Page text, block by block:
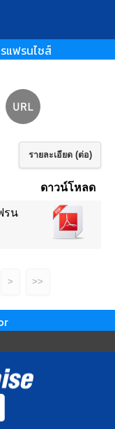
แฟรนไชส์
รายละเอียด (ต่อ)
ดาวน์โหลด
รน
> >>